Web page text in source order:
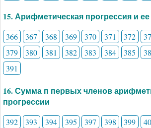
15. Арифметическая прогрессия и
366 367 368 369 370 371 372
379
380 381 382 383 384 385
391
16. Сумма п первых членов
прогрессии
392 393 394 395 397 398 399